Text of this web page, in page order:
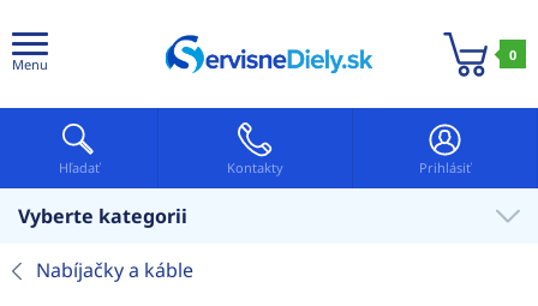
Menu
0
Hľadať Kontakty Prihlásiť
Vyberte kategorii
Nabíjačky a káble